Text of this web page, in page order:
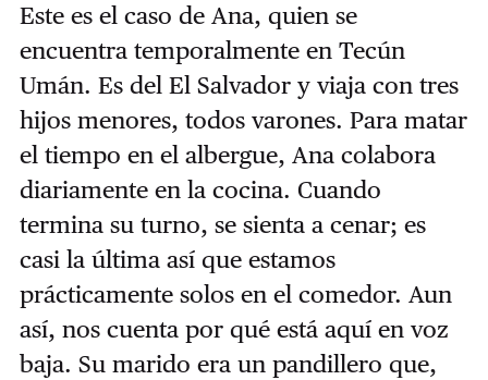
Este es el caso de Ana, quien se
encuentra temporalmente en Tecún
Umán. Es del El Salvador y viaja con tres
hijos menores, todos varones. Para matar
el tiempo en el albergue, Ana colabora
diariamente en la cocina. Cuando
termina su turno, se sienta a cenar; es
casi la última así que estamos
prácticamente solos en el comedor. Aun
así, nos cuenta por qué está aquí en voz
baja. Su marido era un pandillero que,